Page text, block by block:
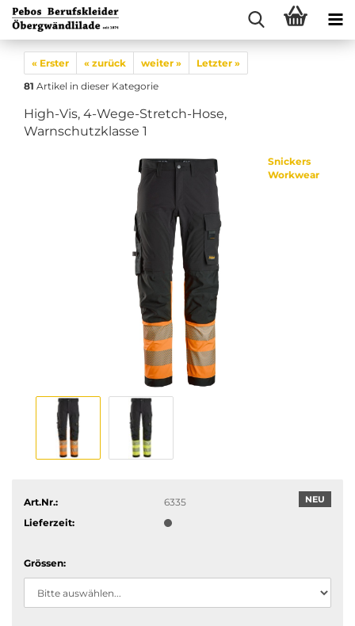
« Erster « zurück weiter »
Letzter »
81 Artikel in dieser Kategorie
High-Vis, 4-Wege-Stretch-Hose,
Warnschutzklasse 1
Snickers
Workwear
NEU
Art.Nr.:
6335
Lieferzeit:
Grössen: